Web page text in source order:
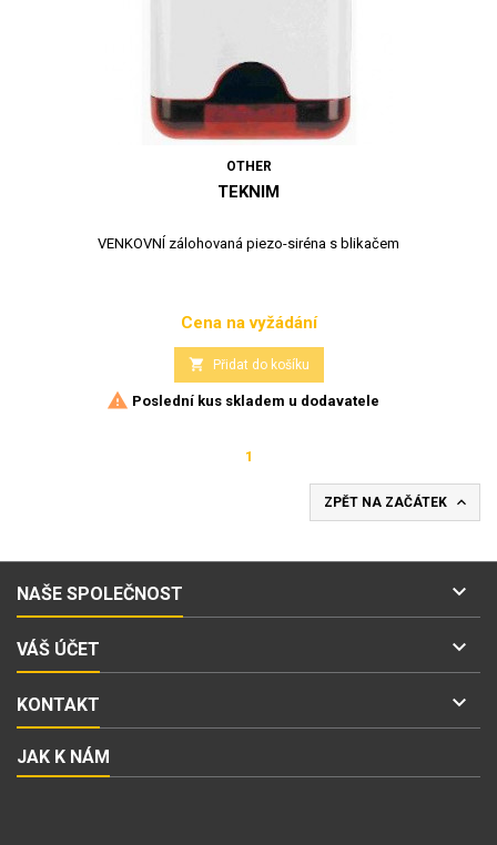
OTHER
TEKNIM
VENKOVNÍ zálohovaná piezo-siréna s blikačem
Cena
Cena na vyžádání
 Přidat do košíku
 Poslední kus skladem u dodavatele
1
ZPĚT NA ZAČÁTEK 
NAŠE SPOLEČNOST 
VÁŠ ÚČET 
KONTAKT 
JAK K NÁM